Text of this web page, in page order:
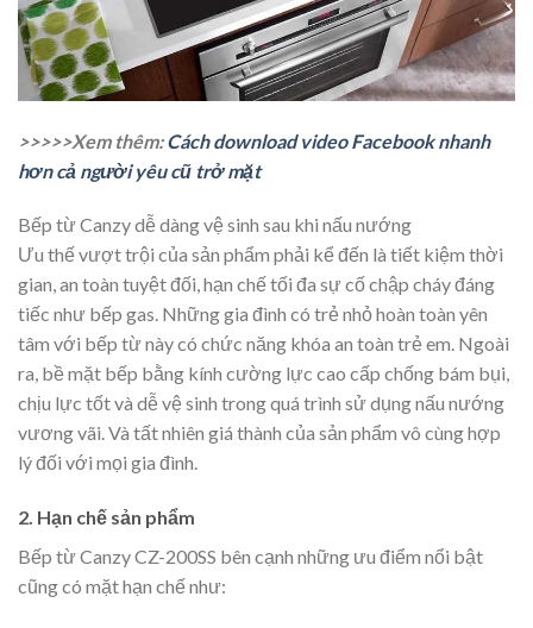
>>>>>Xem thêm:Cách download video Facebook nhanh
hơn cả người yêu cũ trở mặt
Bếp từ Canzy dễ dàng vệ sinh sau khi nấu nướng
Ưu thế vượt trội của sản phẩm phải kể đến là tiết kiệm thời
gian, an toàn tuyệt đối, hạn chế tối đa sự cố chập cháy đáng
tiếc như bếp gas. Những gia đình có trẻ nhỏ hoàn toàn yên
tâm với bếp từ này có chức năng khóa an toàn trẻ em. Ngoài
ra, bề mặt bếp bằng kính cường lực cao cấp chống bám bụi,
chịu lực tốt và dễ vệ sinh trong quá trình sử dụng nấu nướng
vương vãi. Và tất nhiên giá thành của sản phẩm vô cùng hợp
lý đối với mọi gia đình.
2. Hạn chế sản phẩm
Bếp từ Canzy CZ-200SS bên cạnh những ưu điểm nổi bật
cũng có mặt hạn chế như: